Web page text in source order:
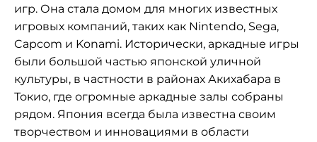
игр. Она стала домом для многих известных
игровых компаний, таких как Nintendo, Sega,
Capcom и Konami. Исторически, аркадные игры
были большой частью японской уличной
культуры, в частности в районах Акихабара в
Токио, где огромные аркадные залы собраны
рядом. Япония всегда была известна своим
творчеством и инновациями в области